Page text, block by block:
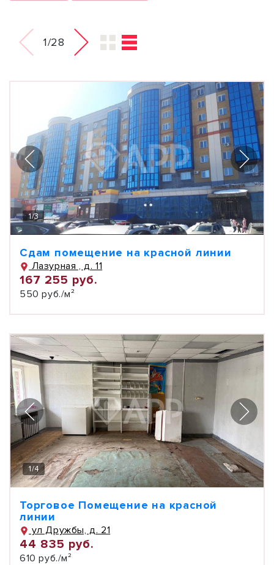
1/28
1/3
Сдам помещение на красной линии
Лазурная , д. 11
167 255 руб.
550 руб./м²
1/4
Торговое Помещение на красной
линии
ул Дружбы, д. 21
44 835 руб.
610 руб./м²